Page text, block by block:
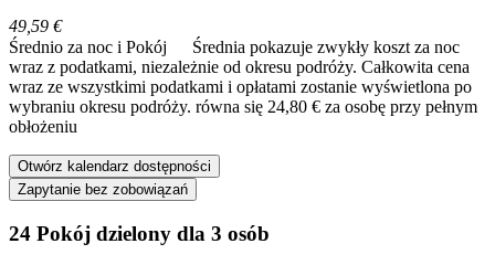
49,59 €
Średnio za noc i Pokój
Średnia pokazuje zwykły koszt za noc
wraz z podatkami, niezależnie od okresu podróży. Całkowita cena
wraz ze wszystkimi podatkami i opłatami zostanie wyświetlona po
wybraniu okresu podróży. równa się 24,80 € za osobę przy pełnym
obłożeniu
Otwórz kalendarz dostępności
Zapytanie bez zobowiązań
24 Pokój dzielony dla 3 osób